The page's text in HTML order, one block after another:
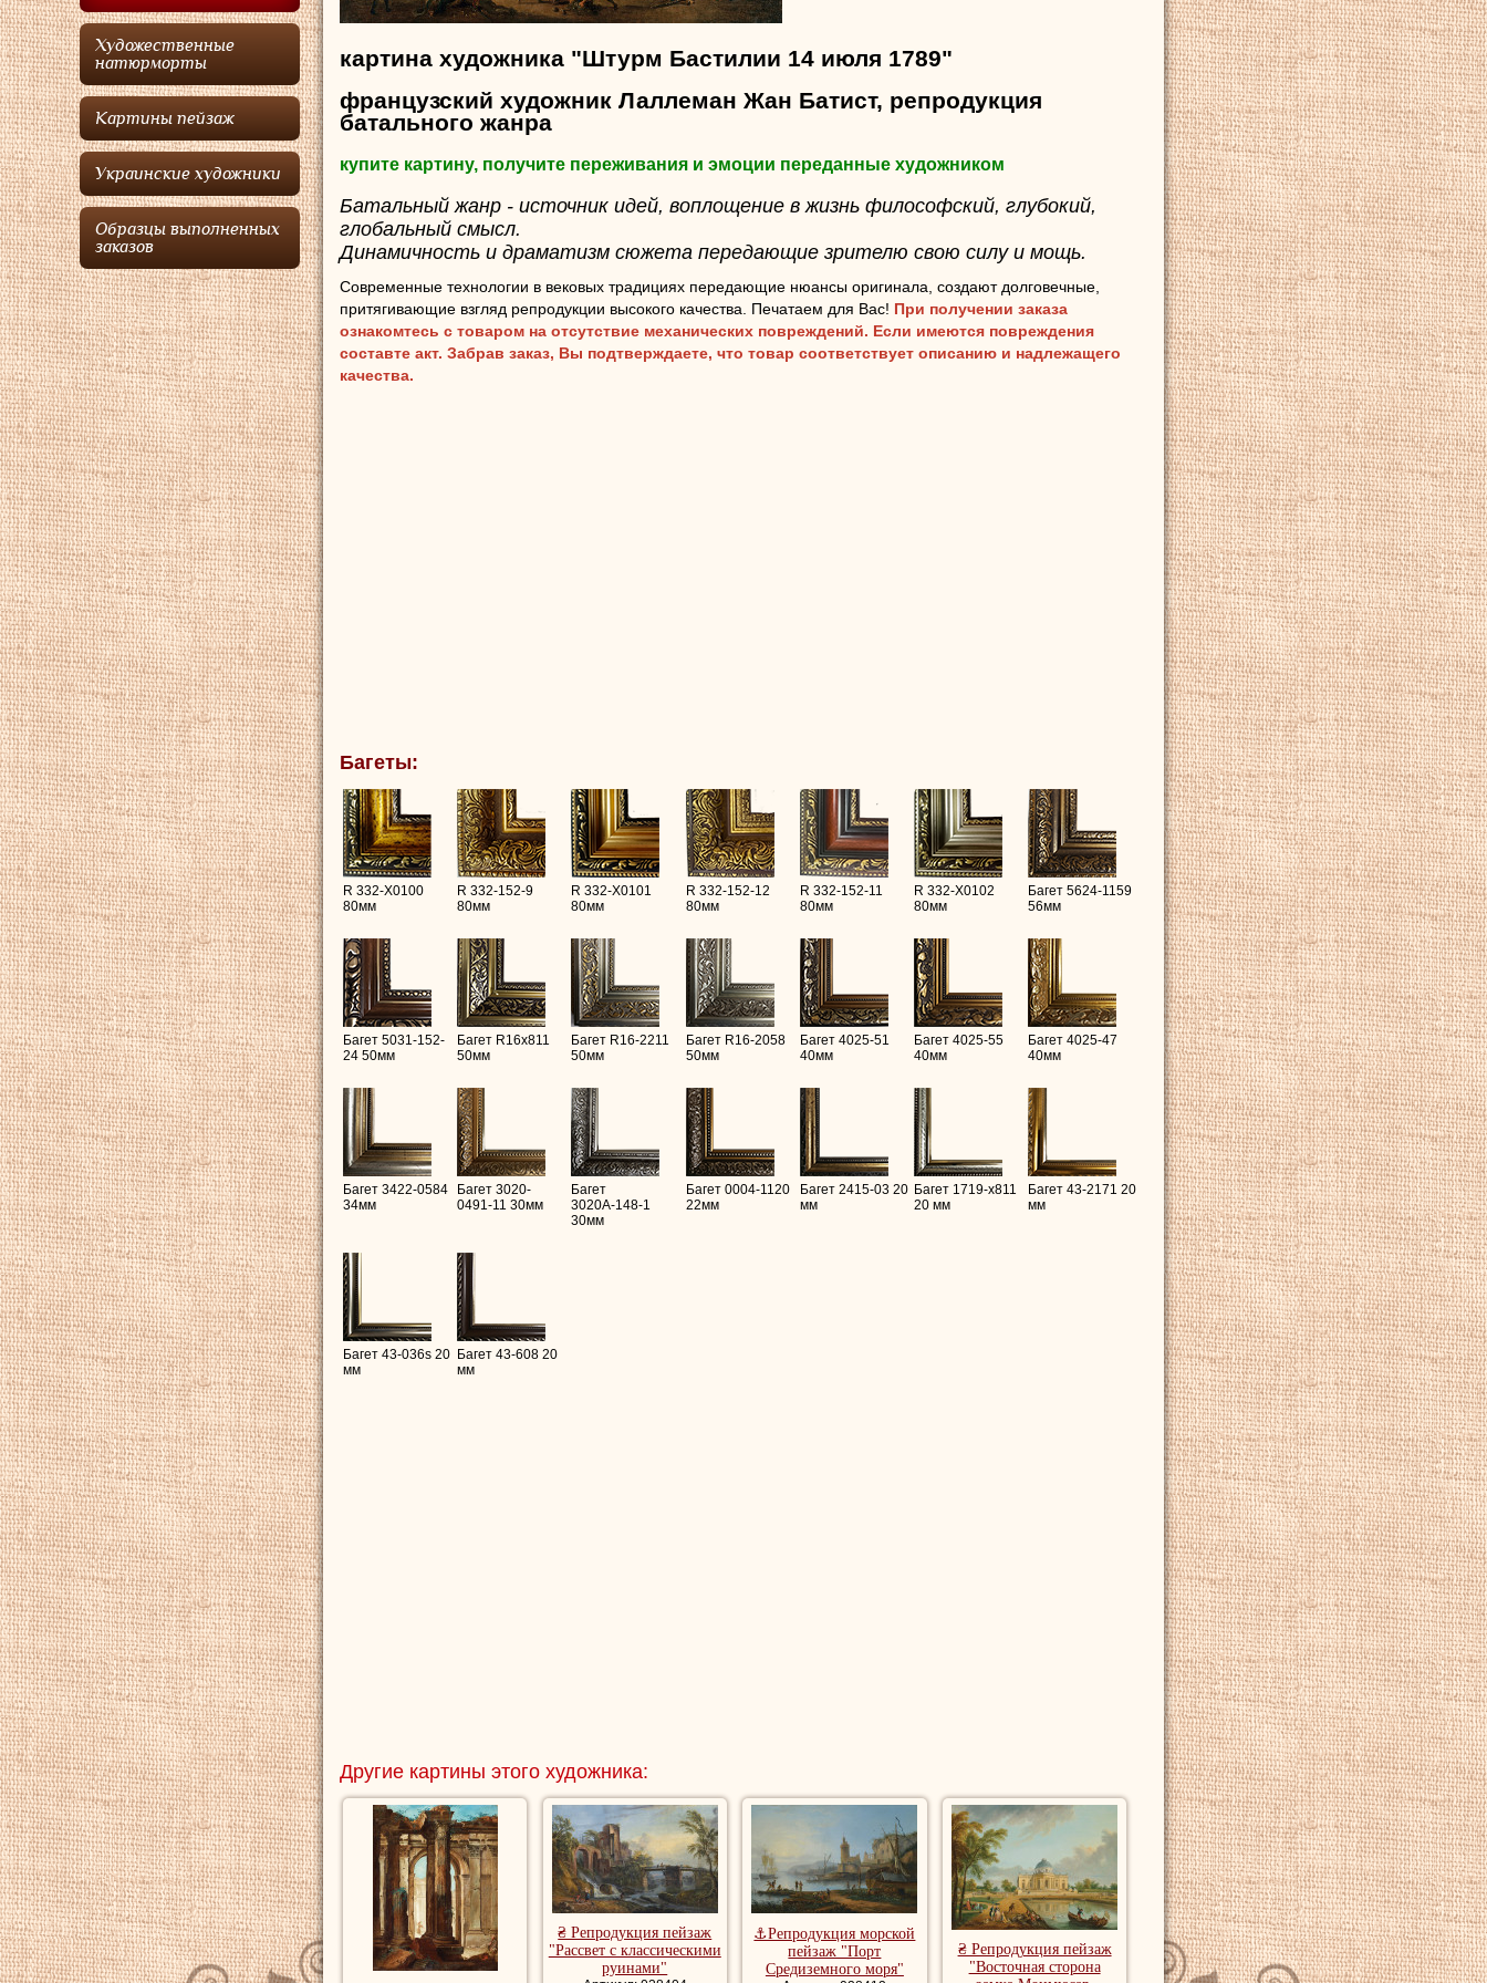
Художественные
натюрморты
Картины пейзаж
Украинские художники
Образцы выполненных
заказов
картина художника "Штурм Бастилии 14 июля 1789"
французский художник Лаллеман Жан Батист, репродукция
батального жанра
купите картину, получите переживания и эмоции переданные художником
Батальный жанр - источник идей, воплощение в жизнь философский, глубокий,
глобальный смысл.
Динамичность и драматизм сюжета передающие зрителю свою силу и мощь.
Современные технологии в вековых традициях передающие нюансы оригинала, создают долговечные,
притягивающие взгляд репродукции высокого качества. Печатаем для Вас! При получении заказа
ознакомтесь с товаром на отсутствие механических повреждений. Если имеются повреждения
составте акт. Забрав заказ, Вы подтверждаете, что товар соответствует описанию и надлежащего
качества.
Багеты:
R 332-X0100
80мм
R 332-152-9
80мм
R 332-X0101
80мм
R 332-152-12
80мм
R 332-152-11
80мм
R 332-X0102
80мм
Багет 5624-1159
56мм
Багет 5031-152-
24 50мм
Багет R16х811
50мм
Багет R16-2211
50мм
Багет R16-2058
50мм
Багет 4025-51
40мм
Багет 4025-55
40мм
Багет 4025-47
40мм
Багет 3422-0584
34мм
Багет 3020-
0491-11 30мм
Багет
3020А-148-1
30мм
Багет 0004-1120
22мм
Багет 2415-03 20
мм
Багет 1719-x811
20 мм
Багет 43-2171 20
мм
Багет 43-036s 20
мм
Багет 43-608 20
мм
Другие картины этого художника:
₴ Репродукция пейзаж
"Рассвет с классическими
руинами"
⚓Репродукция морской
пейзаж "Порт
Средиземного моря"
₴ Репродукция пейзаж
"Восточная сторона